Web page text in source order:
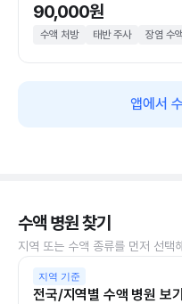
90,000원
수액 처방 태반 주사 장염 수액
앱에서
수액 병원 찾기
지역 또는 수액 종류를 먼저 선택
지역 기준
전국/지역별 수액 병원 보기